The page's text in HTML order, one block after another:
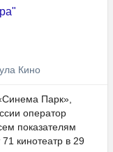
Кино
Парк»,
оператор
показателям
кинотеатр в 29